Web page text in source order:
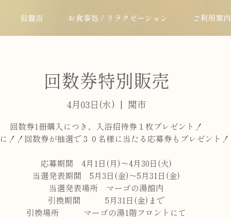
岩盤浴 お食事処 / リラクゼーション ご利用案内
回数券特別販売
4月03日(水)
  |
関市
回数券1冊購入につき、入浴招待券１枚プレゼント！
！！回数券が抽選で３０名様に当たる応募券もプレゼント！
応募期間 4月1日(月)～4月30日(火)
当選発表期間 5月3日(金)～5月31日(金)
当選発表場所 マーゴの湯館内
引換期間 5月31日(金)まで
引換場所 マーゴの湯1階フロントにて